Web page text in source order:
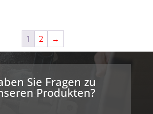
1 2 →
Sie Fragen zu
Produkten?